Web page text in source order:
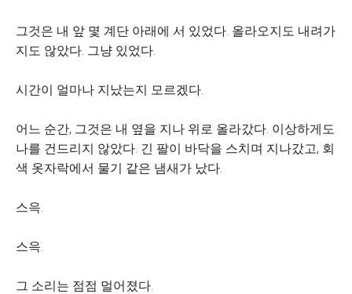
그것은 내 앞 몇 계단 아래에 서 있었다. 올라오지도 내려가
지도 않았다. 그냥 있었다.
시간이 얼마나 지났는지 모르겠다.
어느 순간, 그것은 내 옆을 지나 위로 올라갔다. 이상하게도
나를 건드리지 않았다. 긴 팔이 바닥을 스치며 지나갔고, 회
색 옷자락에서 물기 같은 냄새가 났다.
스윽.
스윽.
그 소리는 점점 멀어졌다.